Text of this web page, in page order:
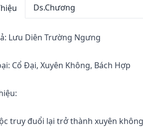
Ds.Chương
Lưu Diên Trường Ngưng
Cổ Đại, Xuyên Không, Bách Hợp
truy đuổi lại trở thành xuyên